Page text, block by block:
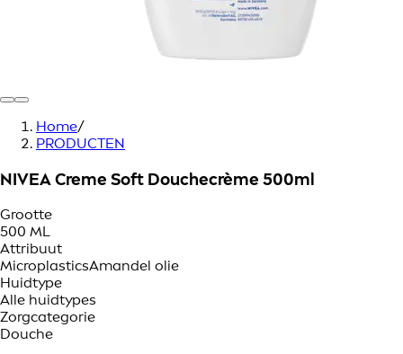
Home/
PRODUCTEN
NIVEA Creme Soft Douchecrème 500ml
Grootte
500 ML
Attribuut
MicroplasticsAmandel olie
Huidtype
Alle huidtypes
Zorgcategorie
Douche